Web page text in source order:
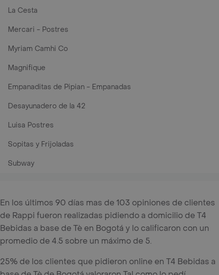
La Cesta
Mercari - Postres
Myriam Camhi Co
Magnifique
Empanaditas de Pipian - Empanadas
Desayunadero de la 42
Luisa Postres
Sopitas y Frijoladas
Subway
En los últimos 90 días mas de 103 opiniones de clientes
de Rappi fueron realizadas pidiendo a domicilio de T4
Bebidas a base de Tè en Bogotá y lo calificaron con un
promedio de 4.5 sobre un máximo de 5.
25% de los clientes que pidieron online en T4 Bebidas a